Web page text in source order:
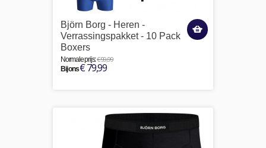
Björn Borg - Heren -
Verrassingspakket - 10 Pack
Boxers
Normale prijs:€ 99,99
Bij ons€ 79,99